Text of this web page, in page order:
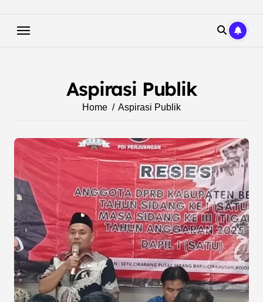
Aspirasi Publik
Home Aspirasi Publik